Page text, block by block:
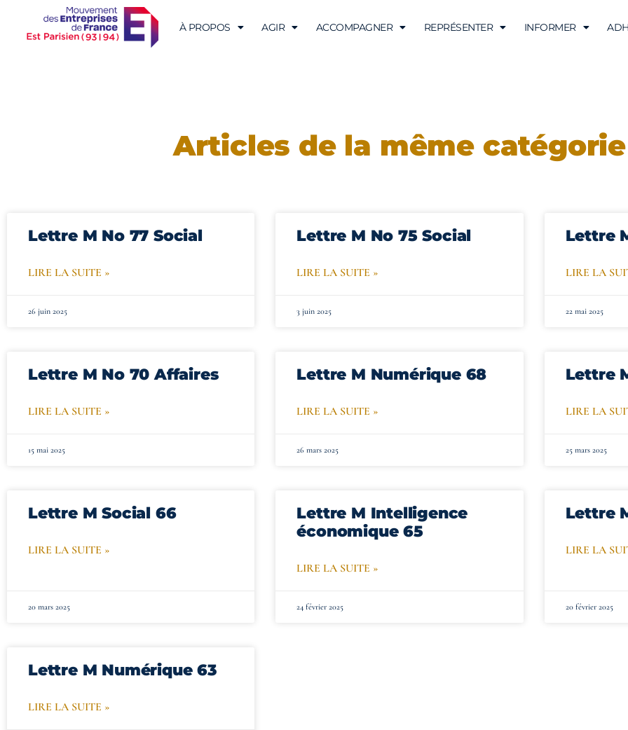
À PROPOS AGIR ACCOMPAGNER REPRÉSENTER INFORMER
Articles de la même catégorie
Lettre M No 77 Social
LIRE LA SUITE »
26 juin 2025
Lettre M No 75 Social
LIRE LA SUITE »
3 juin 2025
Lettre
LIRE LA
22 mai 2025
Lettre M No 70 Affaires
LIRE LA SUITE »
15 mai 2025
Lettre M Numérique 68
LIRE LA SUITE »
26 mars 2025
Lettre
LIRE LA
25 mars 2025
Lettre M Social 66
LIRE LA SUITE »
20 mars 2025
Lettre M Intelligence
économique 65
LIRE LA SUITE »
24 février 2025
Lettre
LIRE LA
20 février 2025
Lettre M Numérique 63
LIRE LA SUITE »